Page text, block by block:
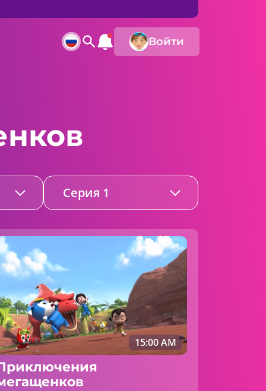
Войти
Серия 1
15:00 AM